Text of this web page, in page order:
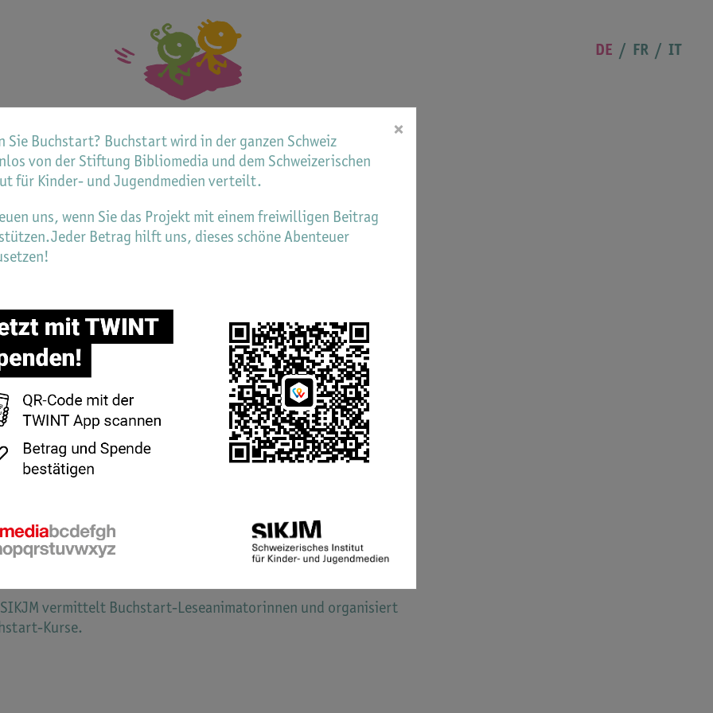
DE FR IT
Schweiz
2
Solothurn
nimmt
Buchstart-Bestellungenentgegen und betreut die
Website.
Institut
und Jugendmedien (SIKJM)
6
+41 43 268 39 00
SIKJM vermittelt Buchstart-Leseanimatorinnen und organisiert
Kurse.
×
Sie Buchstart? Buchstart wird in der ganzen Schweiz
von der Stiftung Bibliomedia und dem Schweizerischen
für Kinder- und Jugendmedien verteilt.
uns, wenn Sie das Projekt mit einem freiwilligen Beitrag
Betrag hilft uns, dieses schöne Abenteuer